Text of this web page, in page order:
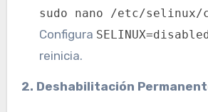
sudo nano /etc/selinux/
Configura SELINUX=disabled
reinicia.
2. Deshabilitación